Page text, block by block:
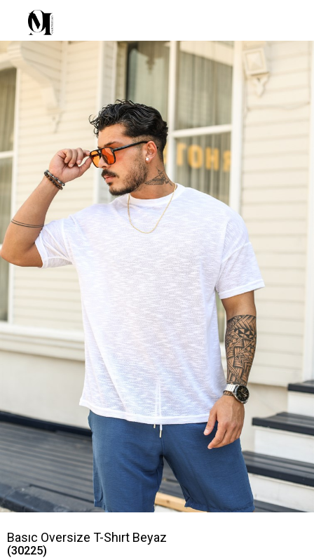
Basıc Oversize T-Shırt Beyaz
(30225)